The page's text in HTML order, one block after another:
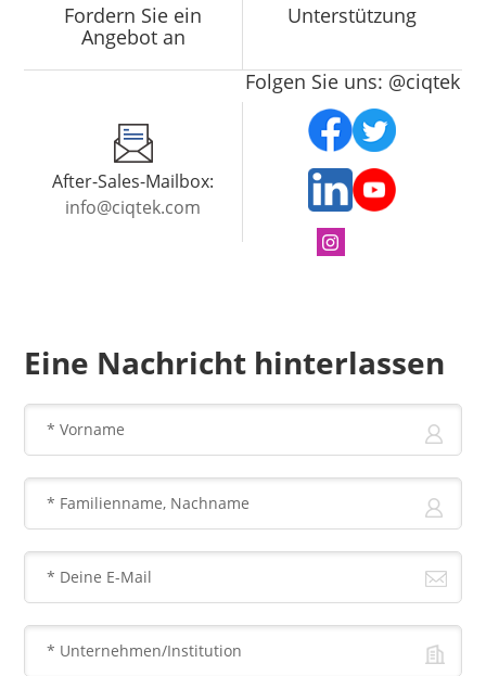
Fordern Sie ein
Angebot an
Unterstützung
After-Sales-Mailbox:
info@ciqtek.com
Folgen Sie uns: @ciqtek
Eine Nachricht hinterlassen